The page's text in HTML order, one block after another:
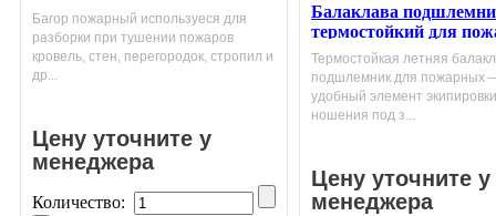
Багор пожарный используеся для
разборки при тушении пожаров
кровель, стен, перегородок, стропил и
др...
Цену уточните у
менеджера
Количество:
Балаклава
термостойкий для
летний
Термостойкая летняя
подшлемник для пожарных
удобный элемент
ношения под з...
Цену уточните у
менеджера